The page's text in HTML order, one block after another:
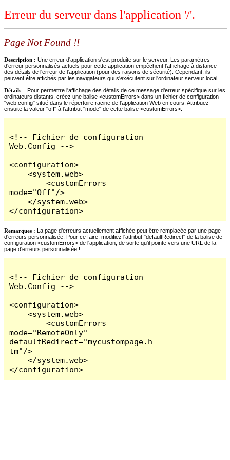
Erreur du serveur dans l'application '/'.
Page Not Found !!
Description : Une erreur d'application s'est produite sur le serveur. Les paramètres
d'erreur personnalisés actuels pour cette application empêchent l'affichage à distance
des détails de l'erreur de l'application (pour des raisons de sécurité). Cependant, ils
peuvent être affichés par les navigateurs qui s'exécutent sur l'ordinateur serveur local.
Détails = Pour permettre l'affichage des détails de ce message d'erreur spécifique sur les
ordinateurs distants, créez une balise <customErrors> dans un fichier de configuration
"web.config" situé dans le répertoire racine de l'application Web en cours. Attribuez
ensuite la valeur "off" à l'attribut "mode" de cette balise <customErrors>.
<!-- Fichier de configuration
Web.Config -->
<configuration>
    <system.web>
        <customErrors
mode="Off"/>
    </system.web>
</configuration>
Remarques : La page d'erreurs actuellement affichée peut être remplacée par une page
d'erreurs personnalisée. Pour ce faire, modifiez l'attribut "defaultRedirect" de la balise de
configuration <customErrors> de l'application, de sorte qu'il pointe vers une URL de la
page d'erreurs personnalisée !
<!-- Fichier de configuration
Web.Config -->
<configuration>
    <system.web>
        <customErrors
mode="RemoteOnly"
defaultRedirect="mycustompage.h
tm"/>
    </system.web>
</configuration>